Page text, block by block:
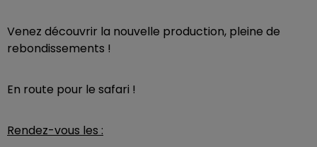
Venez découvrir la nouvelle production, pleine de
rebondissements !
En route pour le safari !
Rendez-vous les :